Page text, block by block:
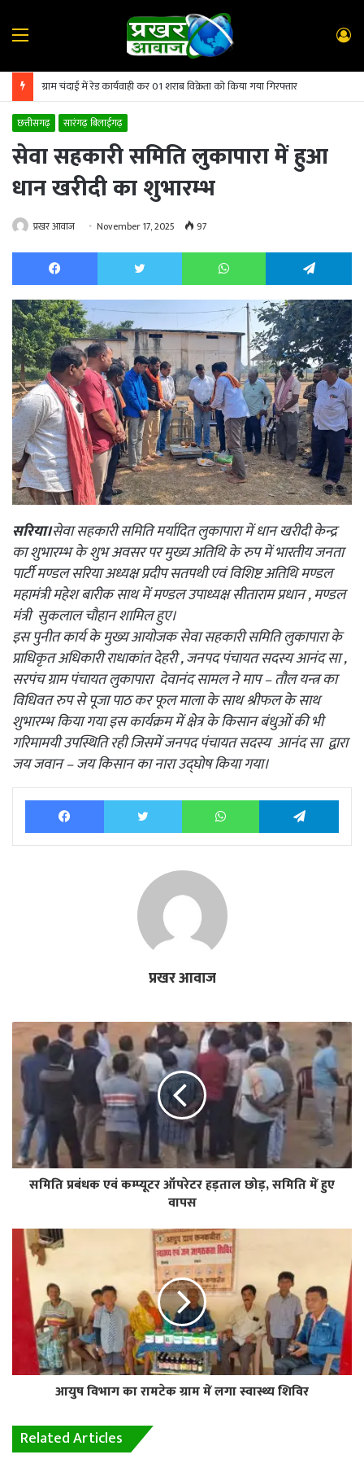
Menu
ग्राम चंदाई में रेड कार्यवाही कर 01 शराब विक्रेता को किया गया गिरफ्तार
छत्तीसगढ़ सारंगढ़ बिलाईगढ़
सेवा सहकारी समिति लुकापारा में हुआ
धान खरीदी का शुभारम्भ
प्रखर आवाज November 17, 2025 97
Facebook Twitter WhatsApp
सरिया।सेवा सहकारी समिति मर्यादित लुकापारा में धान खरीदी केन्द्र
का शुभारम्भ के शुभ अवसर पर मुख्य अतिथि के रुप में भारतीय जनता
पार्टी मण्डल सरिया अध्यक्ष प्रदीप सतपथी एवं विशिष्ट अतिथि मण्डल
महामंत्री महेश बारीक साथ में मण्डल उपाध्यक्ष सीताराम प्रधान , मण्डल
मंत्री सुकलाल चौहान शामिल हुए।
इस पुनीत कार्य के मुख्य आयोजक सेवा सहकारी समिति लुकापारा के
प्राधिकृत अधिकारी राधाकांत देहरी , जनपद पंचायत सदस्य आनंद सा ,
सरपंच ग्राम पंचायत लुकापारा देवानंद सामल ने माप – तौल यन्त्र का
विधिवत रुप से पूजा पाठ कर फूल माला के साथ श्रीफल के साथ
शुभारम्भ किया गया इस कार्यक्रम में क्षेत्र के किसान बंधुओं की भी
गरिमामयी उपस्थिति रही जिसमें जनपद पंचायत सदस्य आनंद सा द्वारा
जय जवान – जय किसान का नारा उद्घोष किया गया।
Facebook Twitter WhatsApp
प्रखर आवाज
समिति प्रबंधक एवं कम्प्यूटर ऑपरेटर हड़ताल छोड़, समिति में हुए
वापस
आयुष विभाग का रामटेक ग्राम में लगा स्वास्थ्य शिविर
Related Articles